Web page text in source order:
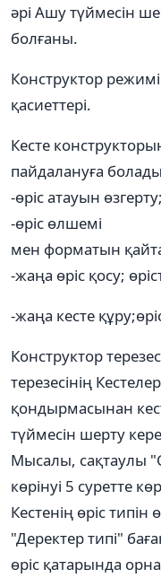
әрі Ашу түймесін
болғаны.
Конструктор режимі.
қасиеттері.
Кесте
пайдалануға
-өріс атауын
-өріс өлшемі
мен форматын
-жаңа өріс қосу;
-жаңа кесте
Конструктор
терезесінің Кестелер
қондырмасынан
түймесін шерту
Мысалы, сақтаулы
көрінуі 5 суретте
Кестенің өріс типін
"Деректер типі"
өріс қатарында